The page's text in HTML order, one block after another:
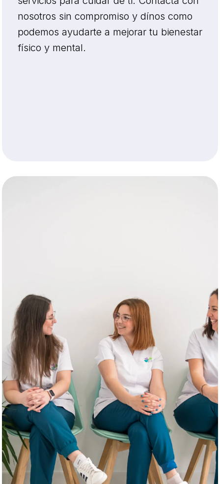
nosotros sin compromiso y dínos como
podemos ayudarte a mejorar tu bienestar
físico y mental.